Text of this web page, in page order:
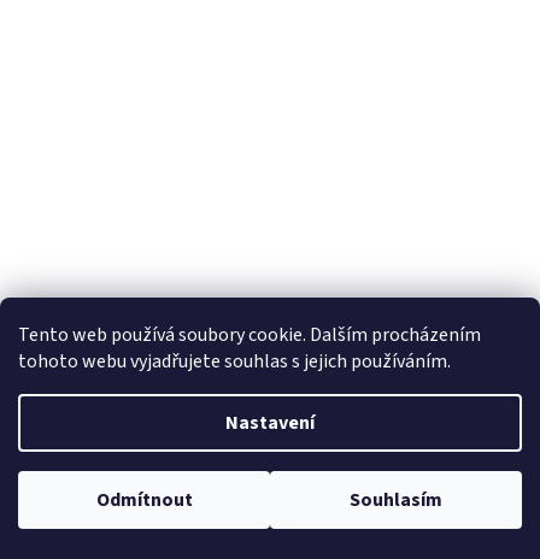
Tento web používá soubory cookie. Dalším procházením
tohoto webu vyjadřujete souhlas s jejich používáním.
Nastavení
Odmítnout Souhlasím
Kontakt
+420606618099